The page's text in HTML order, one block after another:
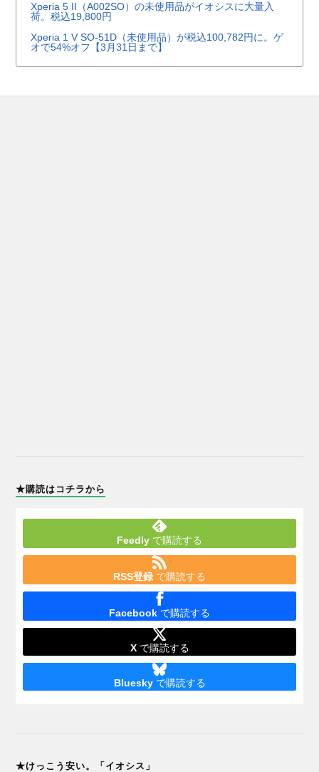
Xperia 5 II（A002SO）の未使用品がイオシスに大量入
荷。税込19,800円
Xperia 1 V SO-51D（未使用品）が税込100,782円に。ゲ
オで54%オフ【3月31日まで】
★購読はコチラから
Feedly で購読する
RSS登録 で購読する
Facebook で購読する
Xで購読する
Blueskyで購読する
★けっこう安い。「イオシス」